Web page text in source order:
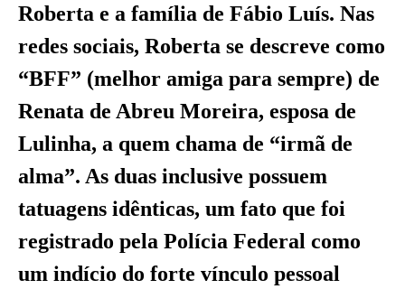
Roberta e a família de Fábio Luís. Nas
redes sociais, Roberta se descreve como
“BFF” (melhor amiga para sempre) de
Renata de Abreu Moreira, esposa de
Lulinha, a quem chama de “irmã de
alma”. As duas inclusive possuem
tatuagens idênticas, um fato que foi
registrado pela Polícia Federal como
um indício do forte vínculo pessoal